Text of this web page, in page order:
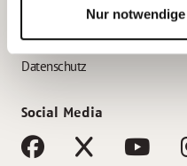
Nur
Impressum
Datenschutz
Social Media